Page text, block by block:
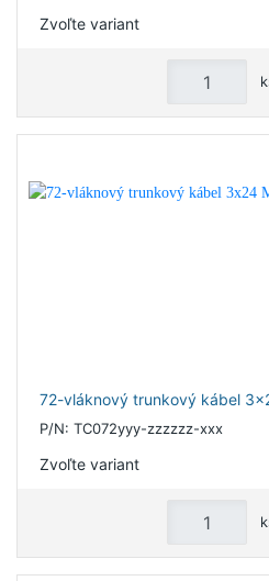
Zvoľte variant
72-vláknový trunkový kábel
P/N: TC072yyy-zzzzzz-xxx
Zvoľte variant